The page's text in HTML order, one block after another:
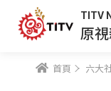
TITV
原
首頁 六大